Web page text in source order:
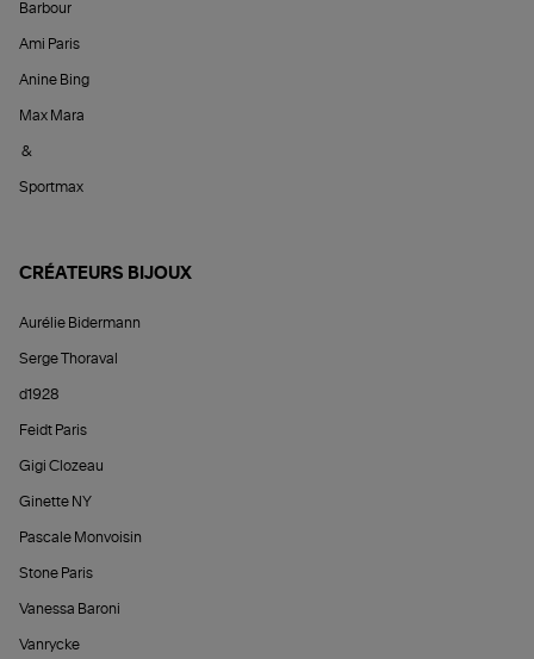
Barbour
Ami Paris
Anine Bing
Max Mara
&
Sportmax
CRÉATEURS BIJOUX
Aurélie Bidermann
Serge Thoraval
d1928
Feidt Paris
Gigi Clozeau
Ginette NY
Pascale Monvoisin
Stone Paris
Vanessa Baroni
Vanrycke